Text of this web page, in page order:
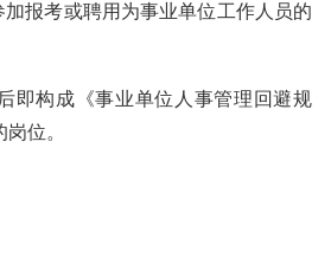
报考或聘用为事业单位工作人员的
即构成《事业单位人事管理回避规
位。